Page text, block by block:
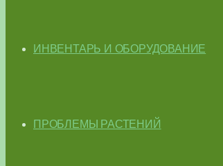
ИНВЕНТАРЬ И ОБОРУДОВАНИЕ
ПРОБЛЕМЫ РАСТЕНИЙ